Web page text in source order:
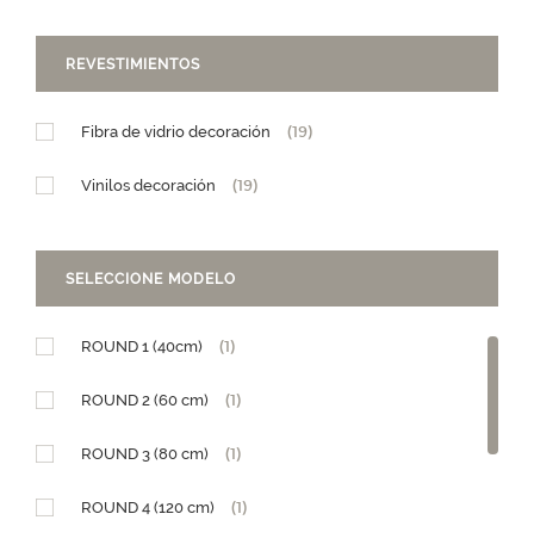
REVESTIMIENTOS
Fibra de vidrio decoración (19)
Vinilos decoración (19)
SELECCIONE MODELO
ROUND 1 (40cm) (1)
ROUND 2 (60 cm) (1)
ROUND 3 (80 cm) (1)
ROUND 4 (120 cm) (1)